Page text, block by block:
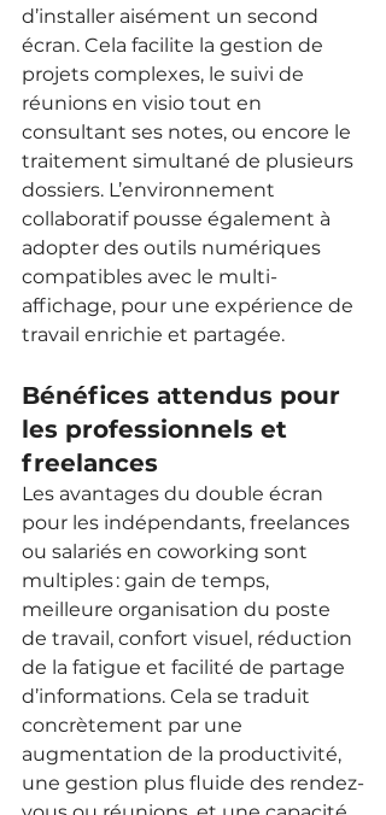
d’installer aisément un second
écran. Cela facilite la gestion de
projets complexes, le suivi de
réunions en visio tout en
consultant ses notes, ou encore le
traitement simultané de plusieurs
dossiers. L’environnement
collaboratif pousse également à
adopter des outils numériques
compatibles avec le multi-
affichage, pour une expérience de
travail enrichie et partagée.
Bénéfices attendus pour
les professionnels et
freelances
Les avantages du double écran
pour les indépendants, freelances
ou salariés en coworking sont
multiples : gain de temps,
meilleure organisation du poste
de travail, confort visuel, réduction
de la fatigue et facilité de partage
d’informations. Cela se traduit
concrètement par une
augmentation de la productivité,
une gestion plus fluide des rendez-